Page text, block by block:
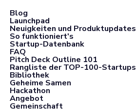
Blog
Launchpad
Neuigkeiten und Produktupdates
So funktioniert's
Startup-Datenbank
FAQ
Pitch Deck Outline 101
Rangliste der TOP-100-Startups
Bibliothek
Geheime Samen
Hackathon
Angebot
Gemeinschaft